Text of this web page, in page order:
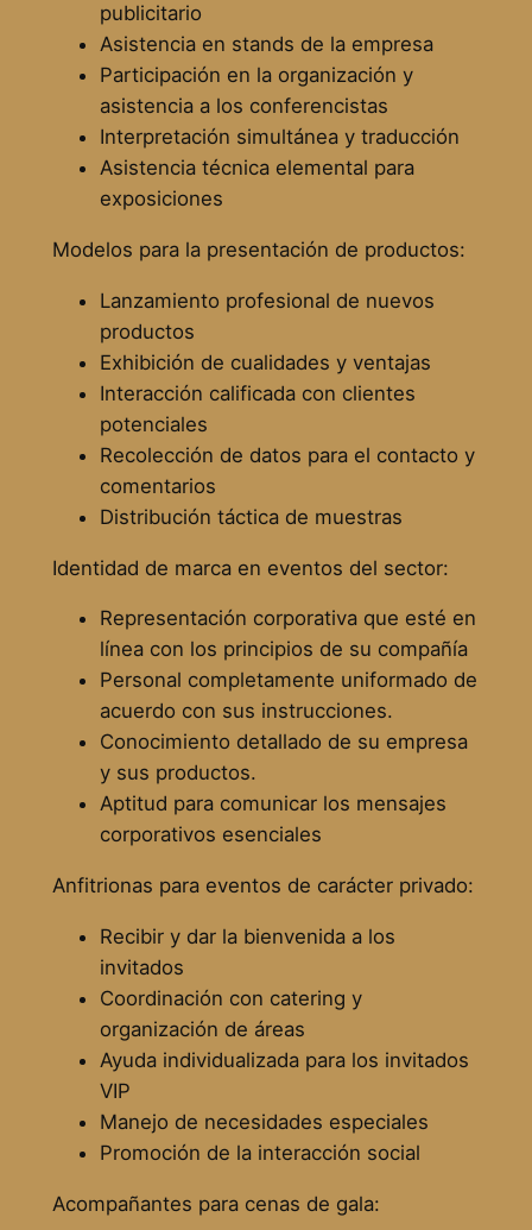
publicitario
Asistencia en stands de la empresa
Participación en la organización y
asistencia a los conferencistas
Interpretación simultánea y traducción
Asistencia técnica elemental para
exposiciones
Modelos para la presentación de productos:
Lanzamiento profesional de nuevos
productos
Exhibición de cualidades y ventajas
Interacción calificada con clientes
potenciales
Recolección de datos para el contacto y
comentarios
Distribución táctica de muestras
Identidad de marca en eventos del sector:
Representación corporativa que esté en
línea con los principios de su compañía
Personal completamente uniformado de
acuerdo con sus instrucciones.
Conocimiento detallado de su empresa
y sus productos.
Aptitud para comunicar los mensajes
corporativos esenciales
Anfitrionas para eventos de carácter privado:
Recibir y dar la bienvenida a los
invitados
Coordinación con catering y
organización de áreas
Ayuda individualizada para los invitados
VIP
Manejo de necesidades especiales
Promoción de la interacción social
Acompañantes para cenas de gala: